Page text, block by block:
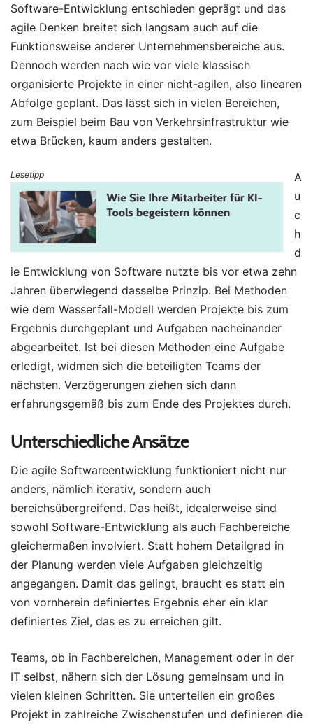
Software-Entwicklung entschieden geprägt und das
agile Denken breitet sich langsam auch auf die
Funktionsweise anderer Unternehmensbereiche aus.
Dennoch werden nach wie vor viele klassisch
organisierte Projekte in einer nicht-agilen, also linearen
Abfolge geplant. Das lässt sich in vielen Bereichen,
zum Beispiel beim Bau von Verkehrsinfrastruktur wie
etwa Brücken, kaum anders gestalten.
Lesetipp
A
u
c
h
d
ie Entwicklung von Software nutzte bis vor etwa zehn
Jahren überwiegend dasselbe Prinzip. Bei Methoden
wie dem Wasserfall-Modell werden Projekte bis zum
Ergebnis durchgeplant und Aufgaben nacheinander
abgearbeitet. Ist bei diesen Methoden eine Aufgabe
erledigt, widmen sich die beteiligten Teams der
nächsten. Verzögerungen ziehen sich dann
erfahrungsgemäß bis zum Ende des Projektes durch.
Unterschiedliche Ansätze
Die agile Softwareentwicklung funktioniert nicht nur
anders, nämlich iterativ, sondern auch
bereichsübergreifend. Das heißt, idealerweise sind
sowohl Software-Entwicklung als auch Fachbereiche
gleichermaßen involviert. Statt hohem Detailgrad in
der Planung werden viele Aufgaben gleichzeitig
angegangen. Damit das gelingt, braucht es statt ein
von vornherein definiertes Ergebnis eher ein klar
definiertes Ziel, das es zu erreichen gilt.
Teams, ob in Fachbereichen, Management oder in der
IT selbst, nähern sich der Lösung gemeinsam und in
vielen kleinen Schritten. Sie unterteilen ein großes
Projekt in zahlreiche Zwischenstufen und definieren die